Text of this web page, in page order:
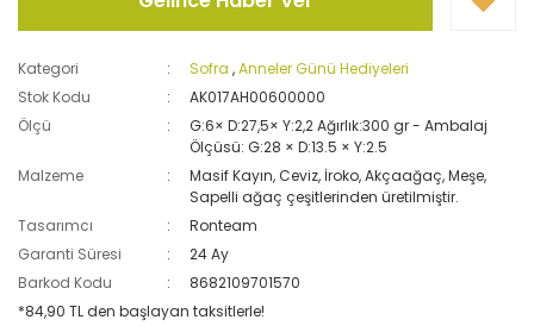
Kategori Sofra ,Anneler Günü Hediyeleri
Stok Kodu
AK017AH00600000
Ölçü
G:6× D:27,5× Y:2,2 Ağırlık:300 gr - Ambalaj
Ölçüsü: G:28 × D:13.5 × Y:2.5
Malzeme
Masif Kayın, Ceviz, İroko, Akçaağaç, Meşe,
Sapelli ağaç çeşitlerinden üretilmiştir.
Tasarımcı
Ronteam
Garanti Süresi
24 Ay
Barkod Kodu
8682109701570
*84,90 TL den başlayan taksitlerle!